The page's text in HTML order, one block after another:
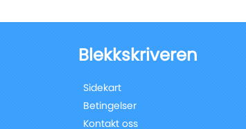
Blekkskriveren
Sidekart
Betingelser
Kontakt oss